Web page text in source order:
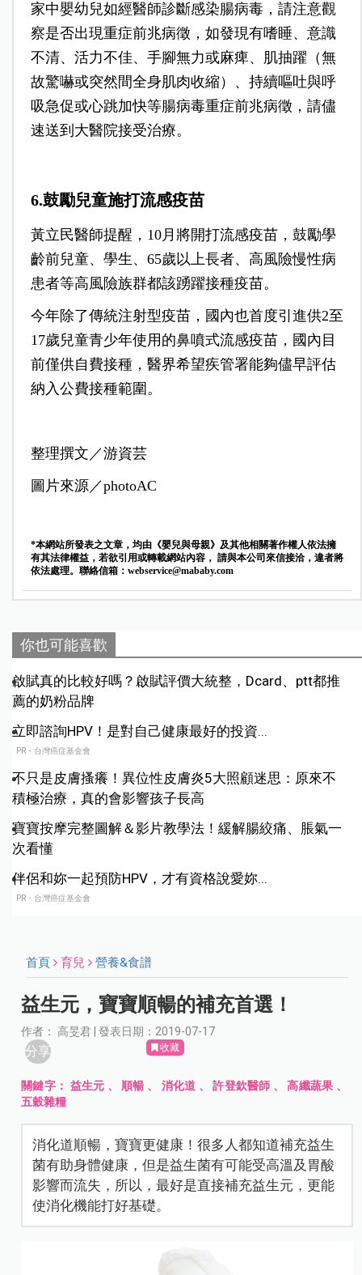
家中嬰幼兒如經醫師診斷感染腸病毒，請注意觀
察是否出現重症前兆病徵，如發現有嗜睡、意識
不清、活力不佳、手腳無力或麻痺、肌抽躍（無
故驚嚇或突然間全身肌肉收縮）、持續嘔吐與呼
吸急促或心跳加快等腸病毒重症前兆病徵，請儘
速送到大醫院接受治療。
6.鼓勵兒童施打流感疫苗
黃立民醫師提醒，10月將開打流感疫苗，鼓勵學
齡前兒童、學生、65歲以上長者、高風險慢性病
患者等高風險族群都該踴躍接種疫苗。
今年除了傳統注射型疫苗，國內也首度引進供2至
17歲兒童青少年使用的鼻噴式流感疫苗，國內目
前僅供自費接種，醫界希望疾管署能夠儘早評估
納入公費接種範圍。
整理撰文／游資芸
圖片來源／photoAC
*本網站所發表之文章，均由《嬰兒與母親》及其他相關著作權人依法擁
有其法律權益，若欲引用或轉載網站內容， 請與本公司來信接洽，違者將
依法處理。聯絡信箱： webservice@mababy.com
你也可能喜歡
啟賦真的比較好嗎？啟賦評價大統整，Dcard、ptt都推
薦的奶粉品牌
立即諮詢HPV！是對自己健康最好的投資...
PR・台灣癌症基金會
不只是皮膚搔癢！異位性皮膚炎5大照顧迷思：原來不
積極治療，真的會影響孩子長高
寶寶按摩完整圖解＆影片教學法！緩解腸絞痛、脹氣一
次看懂
伴侶和妳一起預防HPV，才有資格說愛妳...
PR・台灣癌症基金會
首頁 育兒 營養&食譜
益生元，寶寶順暢的補充首選！
作者： 高旻君 | 發表日期：2019-07-17
分享 收藏
關鍵字： 益生元 、 順暢 、 消化道 、許登欽醫師 、高纖蔬果 、
五穀雜糧
消化道順暢，寶寶更健康！很多人都知道補充益生
菌有助身體健康，但是益生菌有可能受高溫及胃酸
影響而流失，所以，最好是直接補充益生元，更能
使消化機能打好基礎。